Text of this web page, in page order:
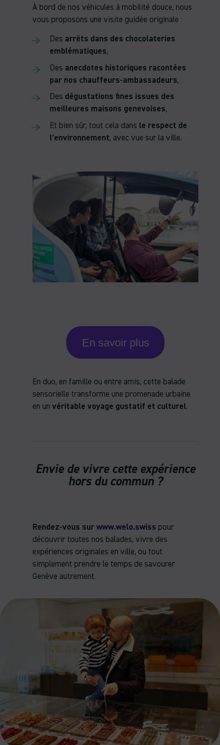
À bord de nos véhicules à mobilité douce, nous
vous proposons une visite guidée originale :
Des arrêts dans des chocolateries
emblématiques,
Des anecdotes historiques racontées
par nos chauffeurs-ambassadeurs,
Des dégustations fines issues des
meilleures maisons genevoises,
Et bien sûr, tout cela dans le respect de
l’environnement, avec vue sur la ville.
En savoir plus
En duo, en famille ou entre amis, cette balade
sensorielle transforme une promenade urbaine
en un véritable voyage gustatif et culturel.
Envie de vivre cette expérience
hors du commun ?
Rendez-vous sur www.welo.swiss pour
découvrir toutes nos balades, vivre des
expériences originales en ville, ou tout
simplement prendre le temps de savourer
Genève autrement.